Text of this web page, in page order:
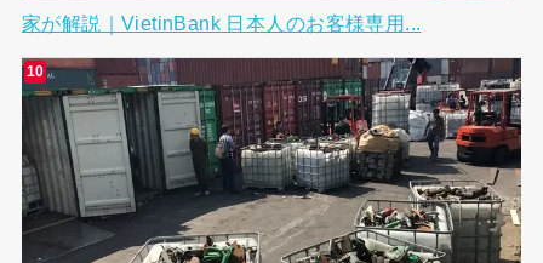
家が解説｜VietinBank 日本人のお客様専用...